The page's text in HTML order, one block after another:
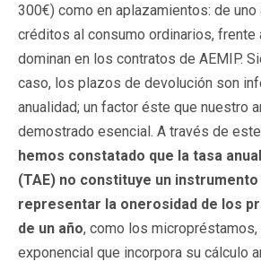
300€) como en aplazamientos: de
créditos al consumo ordinarios, frente
dominan en los contratos de AEMIP.
caso, los plazos de devolución son
anualidad; un factor éste que nuestro
demostrado esencial. A través de
hemos constatado que la tasa
(TAE) no constituye un
representar la onerosidad de los
de un año, como los
exponencial que incorpora su cálculo